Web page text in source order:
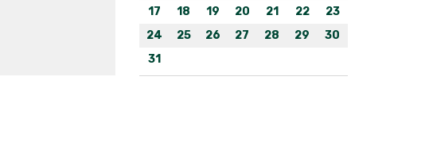
17
18 19 20 21 22
23
24
25 26 27 28 29
30
31